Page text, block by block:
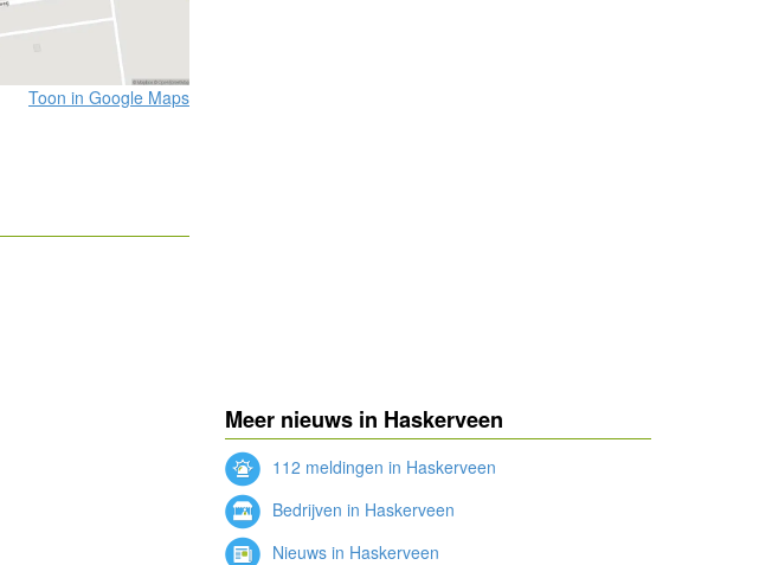
Toon in Google Maps
Meer nieuws in Haskerveen
112 meldingen in Haskerveen
Bedrijven in Haskerveen
Nieuws in Haskerveen